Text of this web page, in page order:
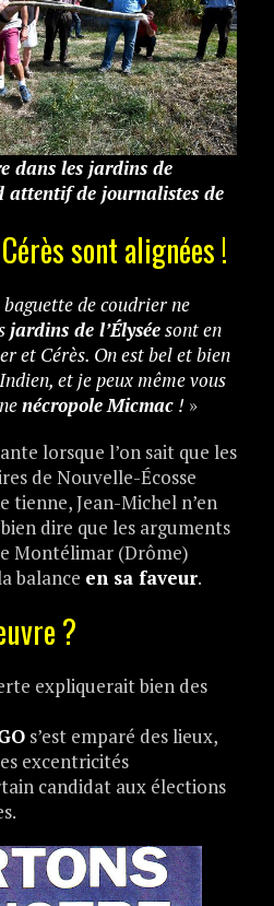
dans les jardins de
attentif de journalistes de
sont alignées !
de coudrier ne
jardins de l’Élyséesont en
et Cérès. On est bel et bien
et je peux même vous
nécropoleMicmac! »
lorsque l’on sait que les
de Nouvelle-Écosse
tienne, Jean-Michel n’en
dire que les arguments
Montélimar (Drôme)
balance en sa faveur.
?
expliquerait bien des
s’est emparé des lieux,
excentricités
candidat aux élections